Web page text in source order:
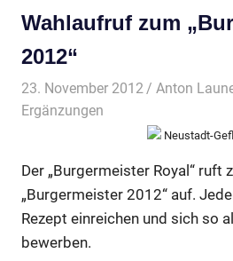
Wahlaufruf zum
2012“
23. November 2012 Anton
Ergänzungen
Neustadt-
Der „Burgermeister Royal“ ruft
„Burgermeister 2012“ auf.
Rezept einreichen und sich so
bewerben.